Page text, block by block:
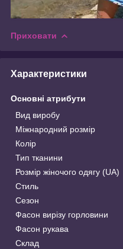
Приховати
Характеристики
Основні атрибути
Вид виробу
Міжнародний розмір
Колір
Тип тканини
Розмір жіночого одягу (UA)
Стиль
Сезон
Фасон вирізу горловини
Фасон рукава
Склад